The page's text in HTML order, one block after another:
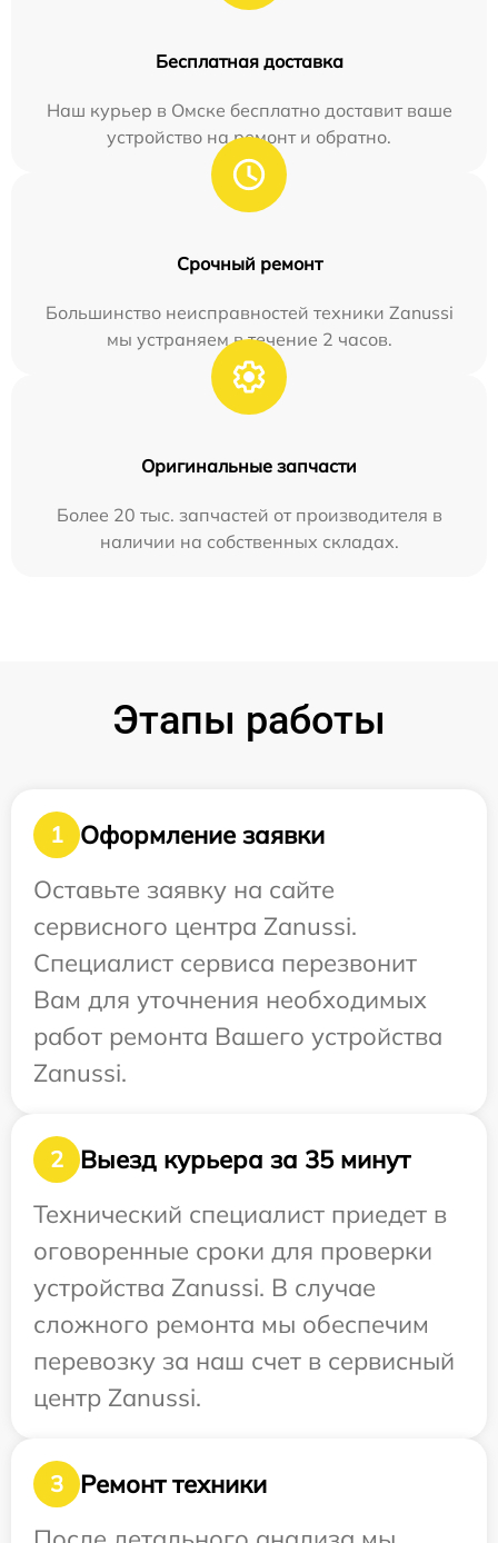
Бесплатная доставка
Наш курьер в Омске бесплатно доставит ваше
устройство на ремонт и обратно.
Срочный ремонт
Большинство неисправностей техники Zanussi
мы устраняем в течение 2 часов.
Оригинальные запчасти
Более 20 тыс. запчастей от производителя в
наличии на собственных складах.
Этапы работы
1
Оформление заявки
Оставьте заявку на сайте
сервисного центра Zanussi.
Специалист сервиса перезвонит
Вам для уточнения необходимых
работ ремонта Вашего устройства
Zanussi.
2
Выезд курьера за 35 минут
Технический специалист приедет в
оговоренные сроки для проверки
устройства Zanussi. В случае
сложного ремонта мы обеспечим
перевозку за наш счет в сервисный
центр Zanussi.
3
Ремонт техники